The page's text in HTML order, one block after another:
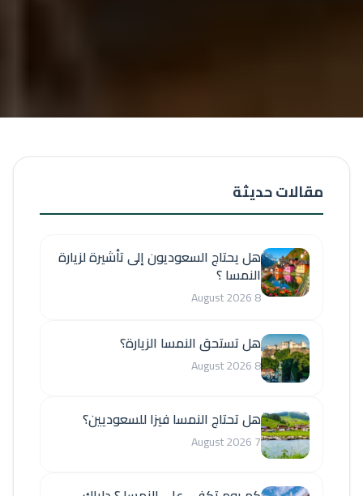
مقالات حديثة
هل يحتاج السعوديون إلى تأشيرة لزيارة
النمسا ؟
8 August 2026
هل تستحق النمسا الزيارة؟
8 August 2026
هل تحتاج النمسا فيزا للسعوديين؟
7 August 2026